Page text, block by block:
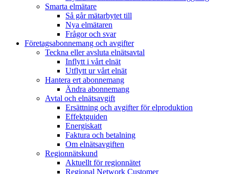
Smarta elmätare
Så går mätarbytet till
Nya elmätaren
Frågor och svar
Företagsabonnemang och avgifter
Teckna eller avsluta elnätsavtal
Inflytt i vårt elnät
Utflytt ur vårt elnät
Hantera ert abonnemang
Ändra abonnemang
Avtal och elnätsavgift
Ersättning och avgifter för elproduktion
Effektguiden
Energiskatt
Faktura och betalning
Om elnätsavgiften
Regionnätskund
Aktuellt för regionnätet
Regional Network Customer